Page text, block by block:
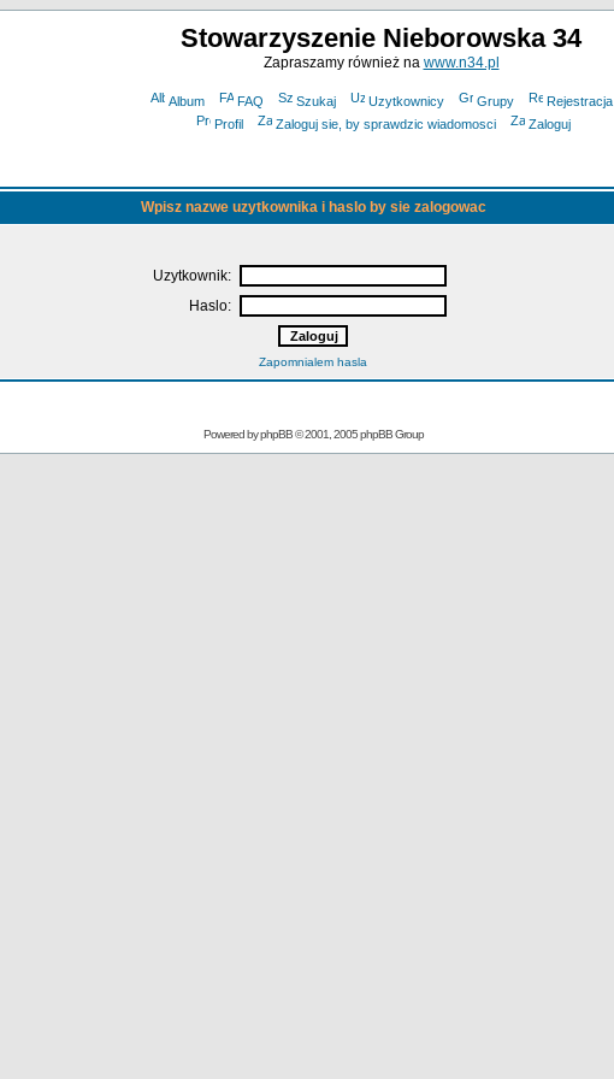
Stowarzyszenie Nieborowska 34
Zapraszamy również na www.n34.pl
Album FAQ Szukaj Uzytkownicy Grupy
Rejestracja
Profil
Zaloguj sie, by sprawdzic wiadomosci Zaloguj
Wpisz nazwe uzytkownika i haslo by sie zalogowac
Uzytkownik:
Haslo:
Zapomnialem hasla
Powered byphpBB© 2001, 2005 phpBB Group